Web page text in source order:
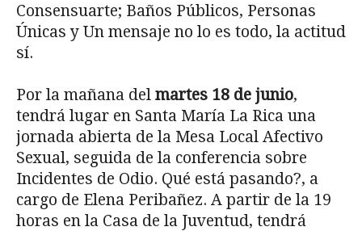
Consensuarte; Baños Públicos, Personas
Únicas y Un mensaje no lo es todo, la actitud
sí.
Por la mañana del martes 18 de junio,
tendrá lugar en Santa María La Rica una
jornada abierta de la Mesa Local Afectivo
Sexual, seguida de la conferencia sobre
Incidentes de Odio. Qué está pasando?, a
cargo de Elena Peribañez. A partir de la 19
horas en la Casa de la Juventud, tendrá